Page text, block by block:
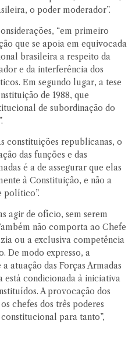
o poder moderador”.
“em primeiro
que se apoia em equivocada
brasileira a respeito da
e da interferência dos
Em segundo lugar, a tese
de 1988, que
de subordinação do
constituições republicanas, o
das funções e das
é a de assegurar que elas
à Constituição, e não a
político”.
agir de ofício, sem serem
não comporta ao Chefe
ou a exclusiva competência
De modo expresso, a
atuação das Forças Armadas
está condicionada à iniciativa
A provocação dos
chefes dos três poderes
para tanto”,